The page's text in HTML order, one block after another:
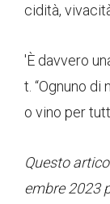
cidità,
'È davvero
t. “Ognuno
o vino per
Questo
embre 2023